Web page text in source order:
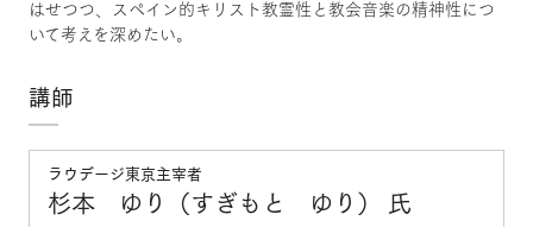
はせつつ、スペイン的キリスト教霊性と教会音楽の精神性につ
いて考えを深めたい。
講師
ラウデージ東京主宰者
杉本 ゆり（すぎもと ゆり） 氏